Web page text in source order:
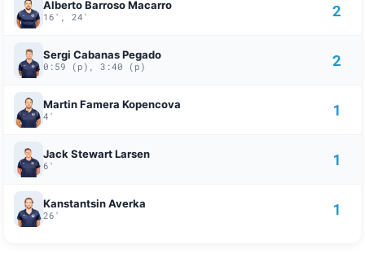
Alberto Barroso Macarro
16', 24' 2
Sergi Cabanas Pegado
0:59 (p), 3:40 (p) 2
Martin Famera Kopencova
4' 1
Jack Stewart Larsen
6' 1
Kanstantsin Averka
26' 1